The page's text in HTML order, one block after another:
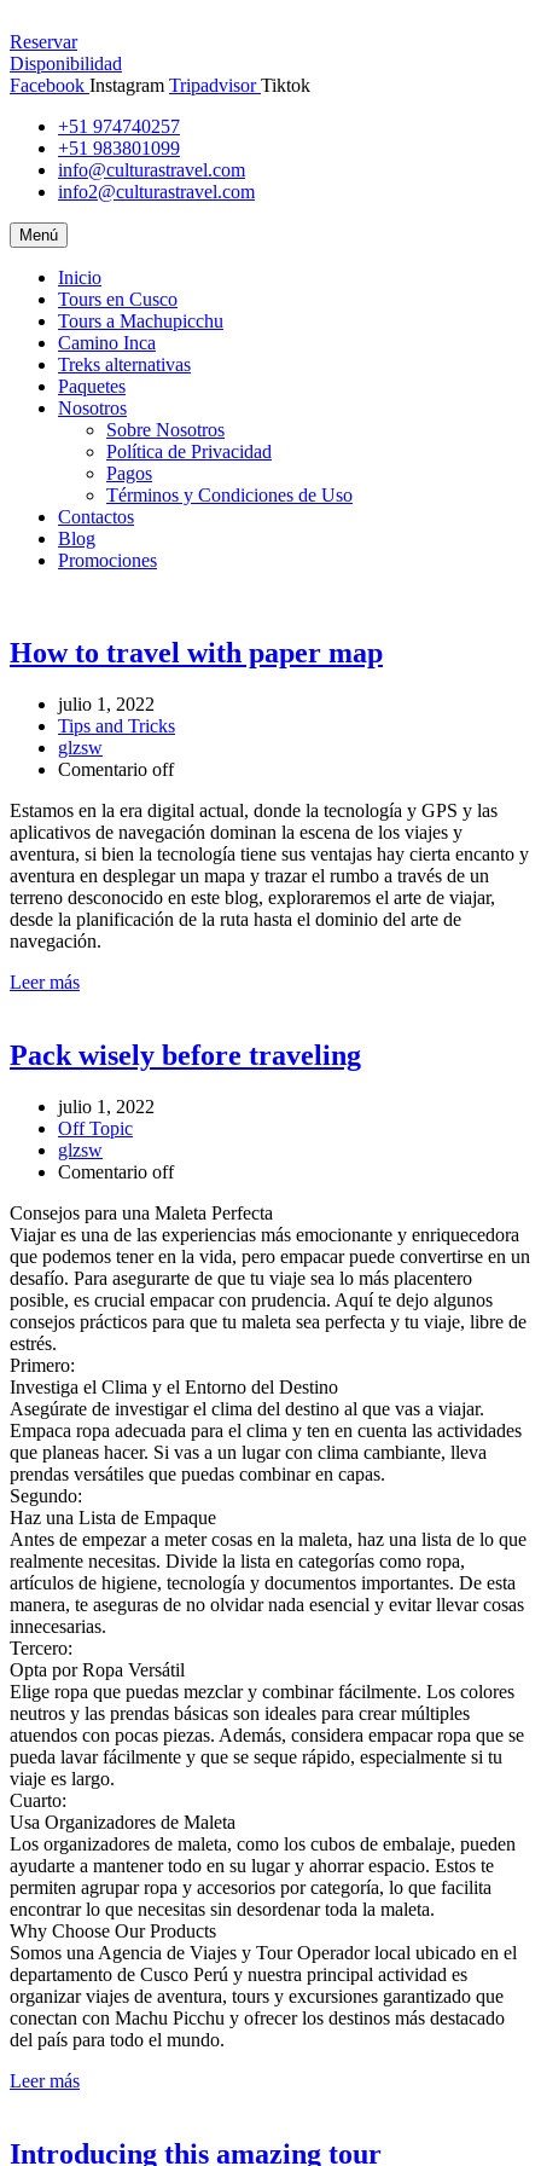
Reservar
Disponibilidad
Facebook Instagram Tripadvisor Tiktok
+51 974740257
+51 983801099
info@culturastravel.com
info2@culturastravel.com
Menú
Inicio
Tours en Cusco
Tours a Machupicchu
Camino Inca
Treks alternativas
Paquetes
Nosotros
Sobre Nosotros
Política de Privacidad
Pagos
Términos y Condiciones de Uso
Contactos
Blog
Promociones
How to travel with paper map
julio 1, 2022
Tips and Tricks
glzsw
Comentario off
Estamos en la era digital actual, donde la tecnología y GPS y las
aplicativos de navegación dominan la escena de los viajes y
aventura, si bien la tecnología tiene sus ventajas hay cierta encanto y
aventura en desplegar un mapa y trazar el rumbo a través de un
terreno desconocido en este blog, exploraremos el arte de viajar,
desde la planificación de la ruta hasta el dominio del arte de
navegación.
Leer más
Pack wisely before traveling
julio 1, 2022
Off Topic
glzsw
Comentario off
Consejos para una Maleta Perfecta
Viajar es una de las experiencias más emocionante y enriquecedora
que podemos tener en la vida, pero empacar puede convertirse en un
desafío. Para asegurarte de que tu viaje sea lo más placentero
posible, es crucial empacar con prudencia. Aquí te dejo algunos
consejos prácticos para que tu maleta sea perfecta y tu viaje, libre de
estrés.
Primero:
Investiga el Clima y el Entorno del Destino
Asegúrate de investigar el clima del destino al que vas a viajar.
Empaca ropa adecuada para el clima y ten en cuenta las actividades
que planeas hacer. Si vas a un lugar con clima cambiante, lleva
prendas versátiles que puedas combinar en capas.
Segundo:
Haz una Lista de Empaque
Antes de empezar a meter cosas en la maleta, haz una lista de lo que
realmente necesitas. Divide la lista en categorías como ropa,
artículos de higiene, tecnología y documentos importantes. De esta
manera, te aseguras de no olvidar nada esencial y evitar llevar cosas
innecesarias.
Tercero:
Opta por Ropa Versátil
Elige ropa que puedas mezclar y combinar fácilmente. Los colores
neutros y las prendas básicas son ideales para crear múltiples
atuendos con pocas piezas. Además, considera empacar ropa que se
pueda lavar fácilmente y que se seque rápido, especialmente si tu
viaje es largo.
Cuarto:
Usa Organizadores de Maleta
Los organizadores de maleta, como los cubos de embalaje, pueden
ayudarte a mantener todo en su lugar y ahorrar espacio. Estos te
permiten agrupar ropa y accesorios por categoría, lo que facilita
encontrar lo que necesitas sin desordenar toda la maleta.
Why Choose Our Products
Somos una Agencia de Viajes y Tour Operador local ubicado en el
departamento de Cusco Perú y nuestra principal actividad es
organizar viajes de aventura, tours y excursiones garantizado que
conectan con Machu Picchu y ofrecer los destinos más destacado
del país para todo el mundo.
Leer más
Introducing this amazing tour